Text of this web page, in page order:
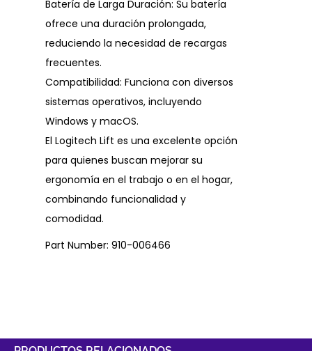
Batería de Larga Duración: Su batería
ofrece una duración prolongada,
reduciendo la necesidad de recargas
frecuentes.
Compatibilidad: Funciona con diversos
sistemas operativos, incluyendo
Windows y macOS.
El Logitech Lift es una excelente opción
para quienes buscan mejorar su
ergonomía en el trabajo o en el hogar,
combinando funcionalidad y
comodidad.
Part Number: 910-006466